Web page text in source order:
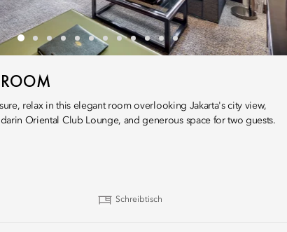
ROOM
relax in this elegant room overlooking Jakarta's city view,
Oriental Club Lounge, and generous space for two guests.
Schreibtisch